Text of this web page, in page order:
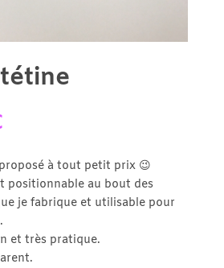
à tout petit prix 😉
positionnable au bout des
je fabrique et utilisable pour
et très pratique.